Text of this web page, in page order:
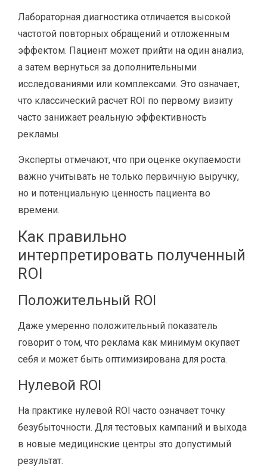
Лабораторная диагностика отличается высокой
частотой повторных обращений и отложенным
эффектом. Пациент может прийти на один анализ,
а затем вернуться за дополнительными
исследованиями или комплексами. Это означает,
что классический расчет ROI по первому визиту
часто занижает реальную эффективность
рекламы.
Эксперты отмечают, что при оценке окупаемости
важно учитывать не только первичную выручку,
но и потенциальную ценность пациента во
времени.
Как правильно
интерпретировать полученный
ROI
Положительный ROI
Даже умеренно положительный показатель
говорит о том, что реклама как минимум окупает
себя и может быть оптимизирована для роста.
Нулевой ROI
На практике нулевой ROI часто означает точку
безубыточности. Для тестовых кампаний и выхода
в новые медицинские центры это допустимый
результат.